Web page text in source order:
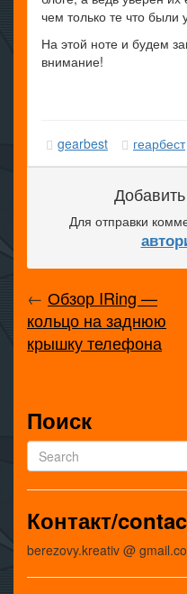
чем только те что были
На этой ноте и будем
внимание!
gearbest геарбест
Для отправки
← Обзор IRing —
кольцо на заднюю
крышку телефона
Поиск
Контакт/
berezovy.kreativ @